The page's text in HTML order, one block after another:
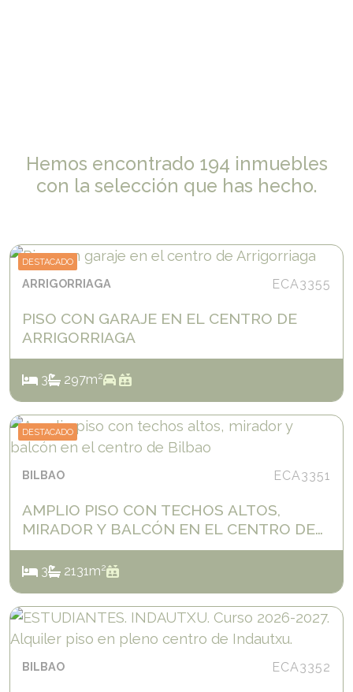
Hemos encontrado 194 inmuebles
con la selección que has hecho.
DESTACADO
ARRIGORRIAGA ECA3355
PISO CON GARAJE EN EL CENTRO DE
ARRIGORRIAGA
3 297m2
DESTACADO
BILBAO ECA3351
AMPLIO PISO CON TECHOS ALTOS,
MIRADOR Y BALCÓN EN EL CENTRO DE
BILBAO
3 2131m2
BILBAO ECA3352